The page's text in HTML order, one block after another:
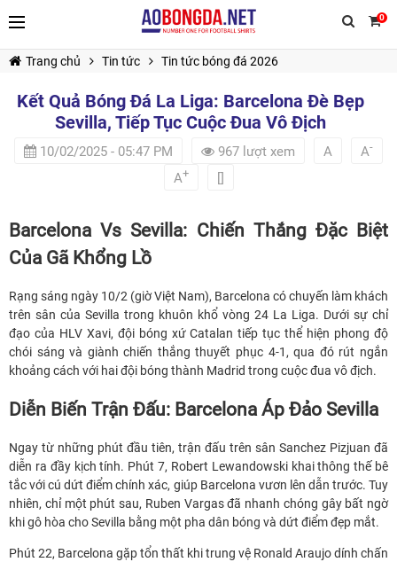
0
TIẾP TỤC MUA HÀNG
Trang chủ Tin tức Tin tức bóng đá 2026
Kết Quả Bóng Đá La Liga: Barcelona Đè Bẹp
Sevilla, Tiếp Tục Cuộc Đua Vô Địch
10/02/2025 - 05:47 PM 967 lượt xem A A-
A+ []
Barcelona Vs Sevilla: Chiến Thắng Đặc Biệt
Của Gã Khổng Lồ
Rạng sáng ngày 10/2 (giờ Việt Nam), Barcelona có chuyến làm khách
trên sân của Sevilla trong khuôn khổ vòng 24 La Liga. Dưới sự chỉ
đạo của HLV Xavi, đội bóng xứ Catalan tiếp tục thể hiện phong độ
chói sáng và giành chiến thắng thuyết phục 4-1, qua đó rút ngắn
khoảng cách với hai đội bóng thành Madrid trong cuộc đua vô địch.
Diễn Biến Trận Đấu: Barcelona Áp Đảo Sevilla
Ngay từ những phút đầu tiên, trận đấu trên sân Sanchez Pizjuan đã
diễn ra đầy kịch tính. Phút 7, Robert Lewandowski khai thông thế bê
tắc với cú dứt điểm chính xác, giúp Barcelona vươn lên dẫn trước. Tuy
nhiên, chỉ một phút sau, Ruben Vargas đã nhanh chóng gây bất ngờ
khi gô hòa cho Sevilla bằng một pha dân bóng và dứt điểm đẹp mắt.
Phút 22, Barcelona gặp tổn thất khi trung vệ Ronald Araujo dính chấn